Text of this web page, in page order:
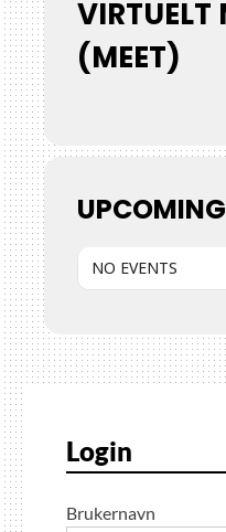
VIRTUELT
(MEET)
NO EVENTS
Login
Brukernavn